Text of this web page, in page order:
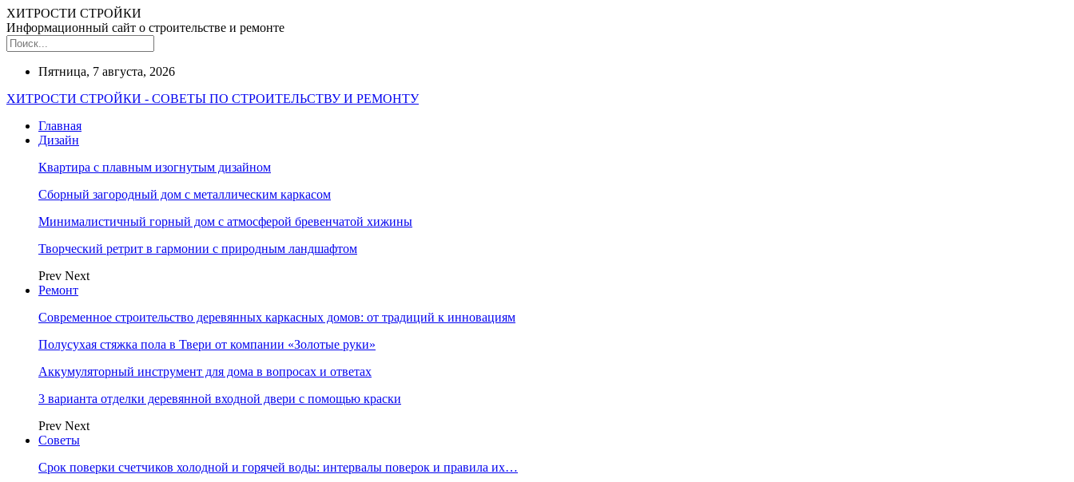
ХИТРОСТИ СТРОЙКИ
Информационный сайт о строительстве и ремонте
Пятница, 7 августа, 2026
ХИТРОСТИ СТРОЙКИ - СОВЕТЫ ПО СТРОИТЕЛЬСТВУ И РЕМОНТУ
Главная
Дизайн
Квартира с плавным изогнутым дизайном
Сборный загородный дом с металлическим каркасом
Минималистичный горный дом с атмосферой бревенчатой хижины
Творческий ретрит в гармонии с природным ландшафтом
Prev Next
Ремонт
Современное строительство деревянных каркасных домов: от традиций к инновациям
Полусухая стяжка пола в Твери от компании «Золотые руки»
Аккумуляторный инструмент для дома в вопросах и ответах
3 варианта отделки деревянной входной двери с помощью краски
Prev Next
Советы
Срок поверки счетчиков холодной и горячей воды: интервалы поверок и правила их…